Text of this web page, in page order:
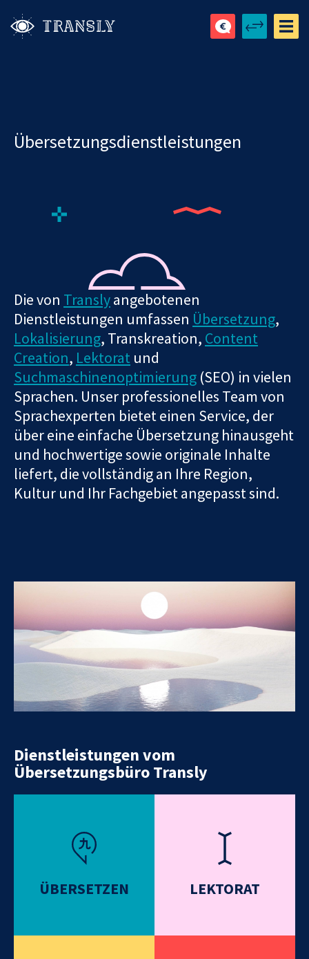
Übersetzungsdienstleistungen
Die von Translyangebotenen
Dienstleistungen umfassen Übersetzung,
Lokalisierung, Transkreation, Content
Creation, Lektorat und
Suchmaschinenoptimierung (SEO) in vielen
Sprachen. Unser professionelles Team von
Sprachexperten bietet einen Service, der
über eine einfache Übersetzung hinausgeht
und hochwertige sowie originale Inhalte
liefert, die vollständig an Ihre Region,
Kultur und Ihr Fachgebiet angepasst sind.
Dienstleistungen vom
Übersetzungsbüro Transly
ÜBERSETZEN LEKTORAT